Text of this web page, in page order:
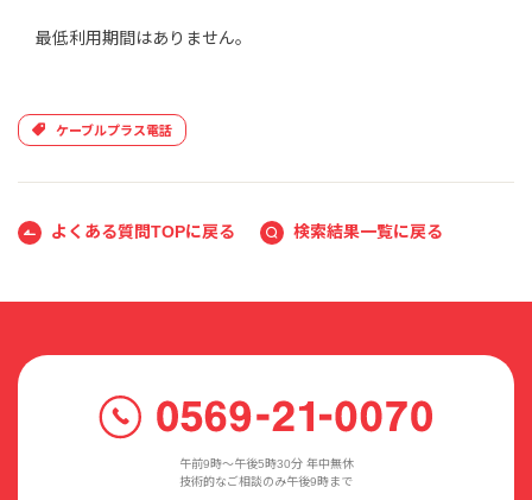
最低利用期間はありません。
ケーブルプラス電話
よくある質問TOPに戻る 検索結果一覧に戻る
午前9時〜午後5時30分 年中無休
技術的なご相談のみ午後9時まで